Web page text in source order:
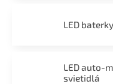
LED
LED auto-
svietidlá